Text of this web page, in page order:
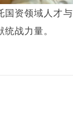
资领域人才
战力量。